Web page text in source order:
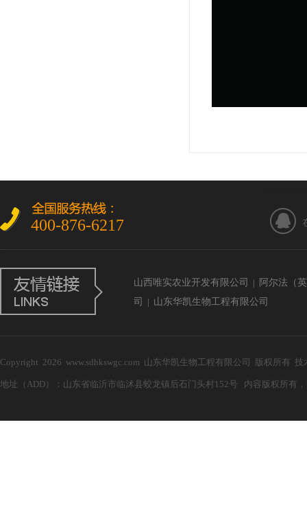
400-876-6217
山西唯实农业开发有限公司 | 阿尔法（
司
| 山东华凯生物工程有限公司
Copyright 2026 www.sdhkswgc.com 山东华凯生物工程有限公司 版权所有
地址（ADD）：山东省临沂市临沭县蛟龙镇后石门头村152号 内容版权所有